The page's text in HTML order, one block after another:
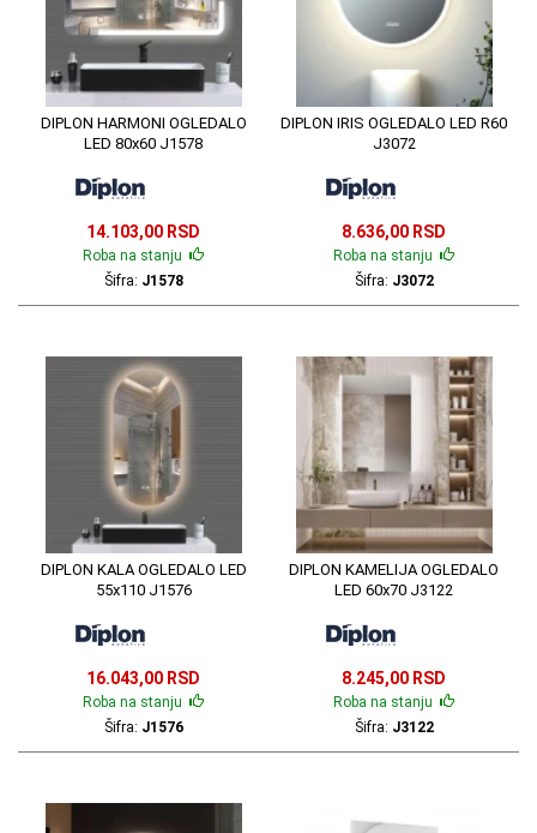
DIPLON HARMONI OGLEDALO
LED 80x60 J1578
14.103,00 RSD
Roba na stanju
Šifra: J1578
DIPLON IRIS OGLEDALO LED R60
J3072
8.636,00 RSD
Roba na stanju
Šifra: J3072
DIPLON KALA OGLEDALO LED
55x110 J1576
16.043,00 RSD
Roba na stanju
Šifra: J1576
DIPLON KAMELIJA OGLEDALO
LED 60x70 J3122
8.245,00 RSD
Roba na stanju
Šifra: J3122